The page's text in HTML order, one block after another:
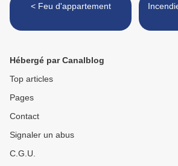
< Feu d'appartement
Hébergé par Canalblog
Top articles
Pages
Contact
Signaler un abus
C.G.U.